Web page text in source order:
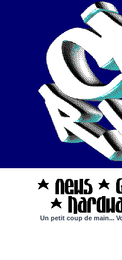
Un petit coup de main...